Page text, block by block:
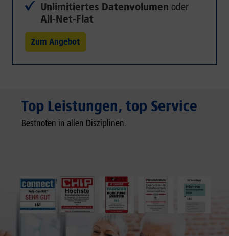
Unlimitiertes Datenvolumen oder
All-Net-Flat
Zum Angebot
Top Leistungen, top Service
Bestnoten in allen Disziplinen.